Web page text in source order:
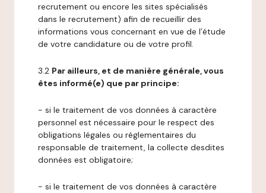
recrutement ou encore les sites spécialisés
dans le recrutement) afin de recueillir des
informations vous concernant en vue de l’étude
de votre candidature ou de votre profil.
3.2 Par ailleurs, et de manière générale, vous
êtes informé(e) que par principe:
- si le traitement de vos données à caractère
personnel est nécessaire pour le respect des
obligations légales ou réglementaires du
responsable de traitement, la collecte desdites
données est obligatoire;
- si le traitement de vos données à caractère